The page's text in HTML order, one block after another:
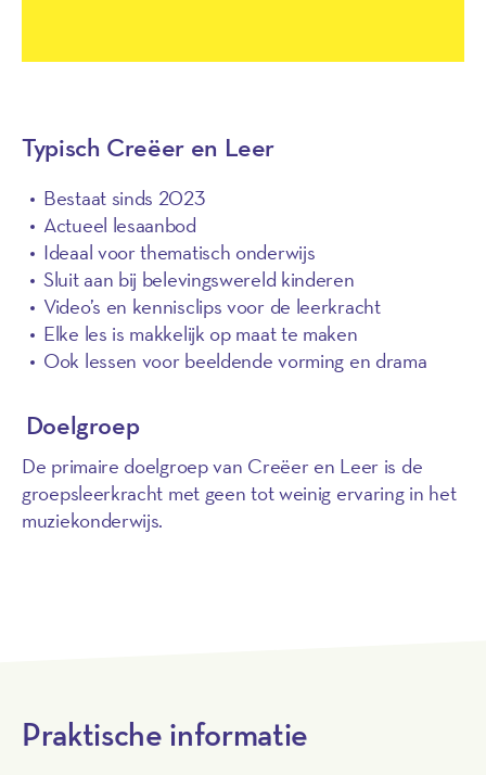
Typisch Creëer en Leer
Bestaat sinds 2023
Actueel lesaanbod
Ideaal voor thematisch onderwijs
Sluit aan bij belevingswereld kinderen
Video’s en kennisclips voor de leerkracht
Elke les is makkelijk op maat te maken
Ook lessen voor beeldende vorming en drama
Doelgroep
De primaire doelgroep van Creëer en Leer is de
groepsleerkracht met geen tot weinig ervaring in het
muziekonderwijs.
Praktische informatie